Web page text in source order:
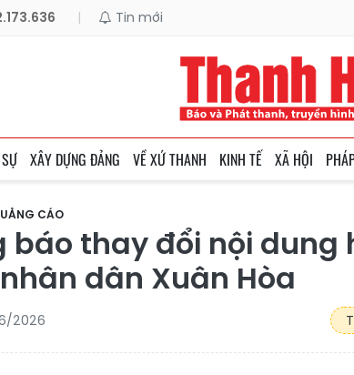
| Tin mới
XÂY DỰNG ĐẢNG VỀ XỨ THANH KINH TẾ XÃ HỘI
CÁO
báo thay đổi nội dung
dân Xuân Hòa
2026